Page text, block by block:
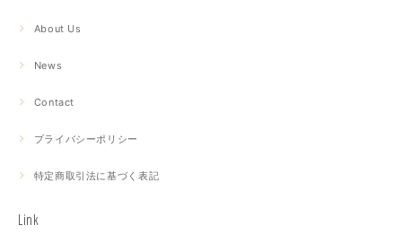
About Us
News
Contact
プライバシーポリシー
特定商取引法に基づく表記
Link